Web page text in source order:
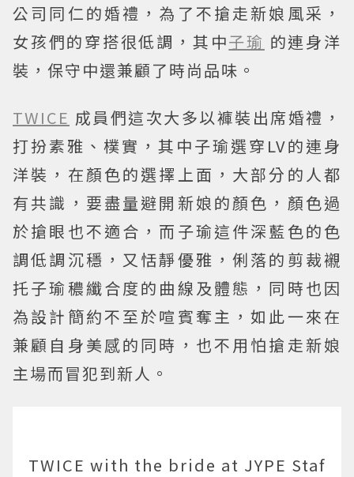
公司同仁的婚禮，為了不搶走新娘風采，
女孩們的穿搭很低調，其中子瑜 的連身洋
裝，保守中還兼顧了時尚品味。
TWICE 成員們這次大多以褲裝出席婚禮，
打扮素雅、樸實，其中子瑜選穿LV的連身
洋裝，在顏色的選擇上面，大部分的人都
有共識，要盡量避開新娘的顏色，顏色過
於搶眼也不適合，而子瑜這件深藍色的色
調低調沉穩，又恬靜優雅，俐落的剪裁襯
托子瑜穠纖合度的曲線及體態，同時也因
為設計簡約不至於喧賓奪主，如此一來在
兼顧自身美感的同時，也不用怕搶走新娘
主場而冒犯到新人。
TWICE with the bride at JYPE Staf